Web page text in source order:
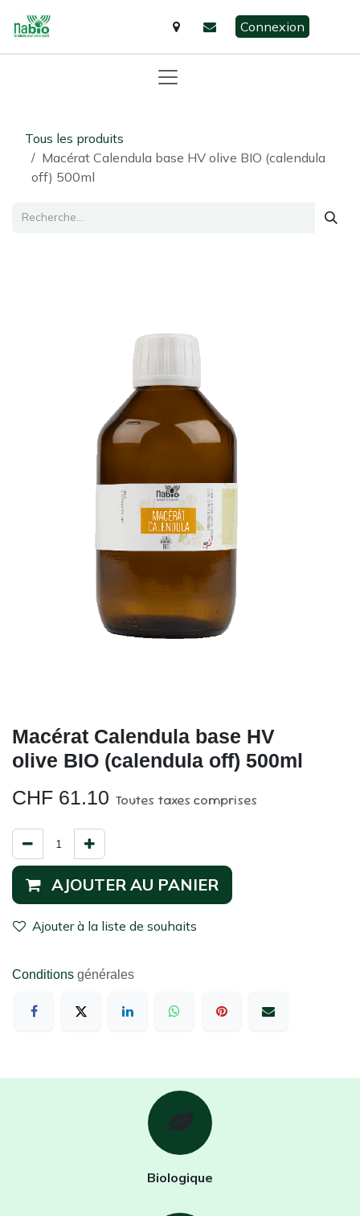
Connexion
Tous les produits
Macérat Calendula base HV olive BIO (calendula
off) 500ml
Macérat Calendula base HV
olive BIO (calendula off) 500ml
CHF 61.10 Toutes taxes comprises
AJOUTER AU PANIER
Ajouter à la liste de souhaits
Conditions générales
Biologique